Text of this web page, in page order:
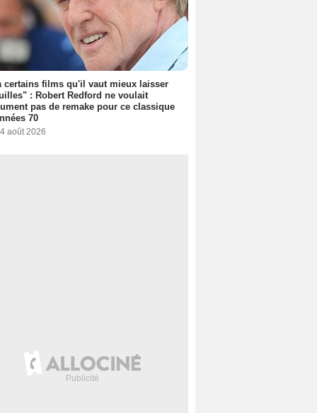
certains films qu'il vaut mieux laisser
: Robert Redford ne voulait
pas de remake pour ce classique
70
août 2026